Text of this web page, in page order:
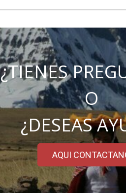
¿TIENES
O
¿DESEAS
AQUI